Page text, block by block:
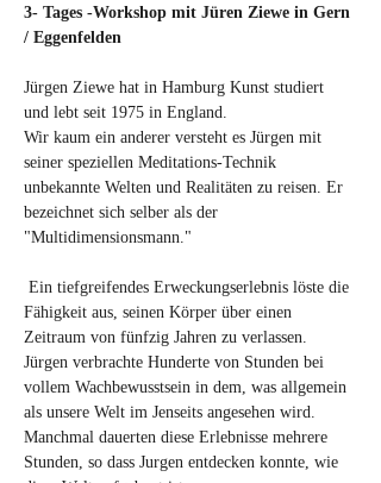
3- Tages -Workshop mit Jüren Ziewe in Gern
/ Eggenfelden
Jürgen Ziewe hat in Hamburg Kunst studiert
und lebt seit 1975 in England.
Wir kaum ein anderer versteht es Jürgen mit
seiner speziellen Meditations-Technik
unbekannte Welten und Realitäten zu reisen. Er
bezeichnet sich selber als der
"Multidimensionsmann."
Ein tiefgreifendes Erweckungserlebnis löste die
Fähigkeit aus, seinen Körper über einen
Zeitraum von fünfzig Jahren zu verlassen.
Jürgen verbrachte Hunderte von Stunden bei
vollem Wachbewusstsein in dem, was allgemein
als unsere Welt im Jenseits angesehen wird.
Manchmal dauerten diese Erlebnisse mehrere
Stunden, so dass Jurgen entdecken konnte, wie